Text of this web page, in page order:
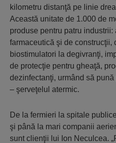
kilometru distanţă pe linie
Această unitate de 1.000 de
produse pentru patru
farmaceutică şi de construcţii,
biostimulatori la degivranţi,
de protecţie pentru gheaţă,
dezinfectanţi, urmând să
– şerveţelul atermic.
De la fermieri la spitale
şi până la mari companii
sunt clienţii lui Ion Neculcea.